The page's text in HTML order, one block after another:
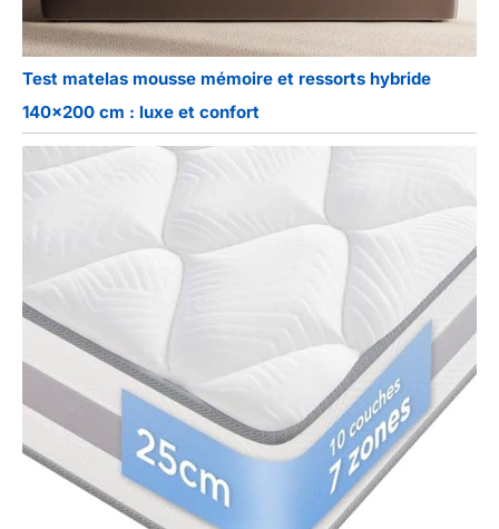
Test matelas mousse mémoire et ressorts hybride
140×200 cm : luxe et confort